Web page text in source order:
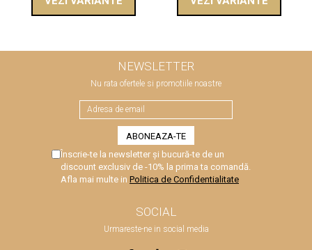
NEWSLETTER
Nu rata ofertele si promotiile noastre
Înscrie-te la newsletter și bucură-te de un
discount exclusiv de -10% la prima ta comandă.
Afla mai multe in Politica de Confidentialitate
SOCIAL
Urmareste-ne in social media